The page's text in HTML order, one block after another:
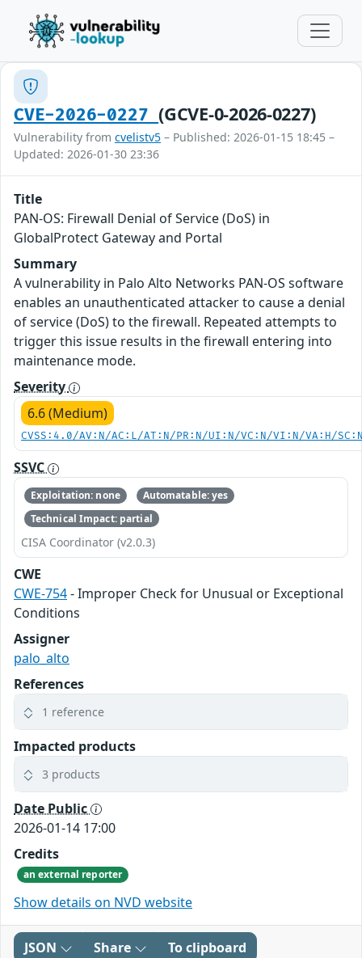
CVE-2026-0227(GCVE-0-2026-0227)
Vulnerability from cvelistv5 – Published: 2026-01-15 18:45 –
Updated: 2026-01-30 23:36
Title
PAN-OS: Firewall Denial of Service (DoS) in
GlobalProtect Gateway and Portal
Summary
A vulnerability in Palo Alto Networks PAN-OS software
enables an unauthenticated attacker to cause a denial
of service (DoS) to the firewall. Repeated attempts to
trigger this issue results in the firewall entering into
maintenance mode.
Severity
6.6 (Medium)
CVSS:4.0/AV:N/AC:L/AT:N/PR:N/UI:N/VC:N/VI:N/VA:H/
SSVC
Exploitation: none
Automatable: yes
Technical Impact: partial
CISA Coordinator (v2.0.3)
CWE
CWE-754- Improper Check for Unusual or Exceptional
Conditions
Assigner
palo_alto
References
1 reference
Impacted products
3 products
Date Public
2026-01-14 17:00
Credits
an external reporter
Show details on NVD website
JSON Share To clipboard